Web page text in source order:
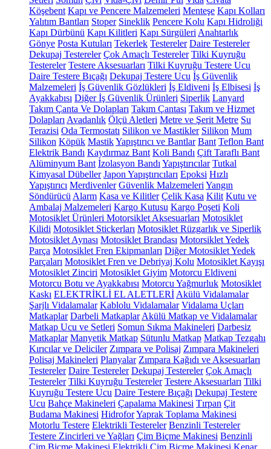
Köşebent Kapı ve Pencere Malzemeleri Menteşe Kapı Kolları
Yalıtım Bantları Stoper Sineklik Pencere Kolu Kapı Hidroliği
Kapı Dürbünü Kapı Kilitleri Kapı Sürgüleri Anahtarlık
Gönye Posta Kutuları Tekerlek Testereler Daire Testereler
Dekupaj Testereler Çok Amaçlı Testereler Tilki Kuyruğu
Testereler Testere Aksesuarları Tilki Kuyruğu Testere Ucu
Daire Testere Bıçağı Dekupaj Testere Ucu İş Güvenlik
Malzemeleri İş Güvenlik Gözlükleri İş Eldiveni İş Elbisesi İş
Ayakkabısı Diğer İş Güvenlik Ürünleri Siperlik Lanyard
Takım Çanta Ve Dolapları Takım Çantası Takım ve Hizmet
Dolapları Avadanlık Ölçü Aletleri Metre ve Şerit Metre Su
Terazisi Oda Termostatı Silikon ve Mastikler Silikon Mum
Silikon Köpük MastikYapıştırıcı ve Bantlar Bant Teflon Bant
Elektrik Bandı Kaydırmaz Bant Koli Bandı Çift Taraflı Bant
Alüminyum Bant İzolasyon Bandı Yapıştırıcılar Tutkal
Kimyasal Dübeller Japon Yapıştırıcıları Epoksi Hızlı
Yapıştırıcı Merdivenler Güvenlik Malzemeleri Yangın
Söndürücü Alarm Kasa ve Kilitler Çelik Kasa Kilit Kutu ve
Ambalaj Malzemeleri Kargo Kutusu Kargo Poşeti Koli
Motosiklet Ürünleri Motorsiklet Aksesuarları Motosiklet
Kilidi Motosiklet Stickerları Motosiklet Rüzgarlık ve Siperlik
Motosiklet Aynası Motosiklet Brandası Motorsiklet Yedek
Parça Motosiklet Fren Ekipmanları Diğer Motosiklet Yedek
Parçaları Motosiklet Fren ve Debriyaj Kolu Motosiklet Kayışı
Motosiklet Zinciri Motosiklet Giyim Motorcu Eldiveni
Motorcu Botu ve Ayakkabısı Motorcu Yağmurluk Motosiklet
Kaskı ELEKTRİKLİ EL ALETLERİ Akülü Vidalamalar
Şarjlı Vidalamalar Kablolu Vidalamalar Vidalama Uçları
Matkaplar Darbeli Matkaplar Akülü Matkap ve Vidalamalar
Matkap Ucu ve Setleri Somun Sıkma Makineleri Darbesiz
Matkaplar Manyetik Matkap Sütunlu Matkap Matkap Tezgahı
Kırıcılar ve Deliciler Zımpara ve Polisaj Zımpara Makineleri
Polisaj Makineleri Planyalar Zımpara Kağıdı ve Aksesuarları
Testereler Daire Testereler Dekupaj Testereler Çok Amaçlı
Testereler Tilki Kuyruğu Testereler Testere Aksesuarları Tilki
Kuyruğu Testere Ucu Daire Testere Bıçağı Dekupaj Testere
Ucu Bahçe Makineleri Çapalama Makinesi Tırpan Çit
Budama Makinesi HidroforYaprak Toplama Makinesi
Motorlu Testere Elektrikli Testereler Benzinli Testereler
Testere Zincirleri ve Yağları Çim Biçme Makinesi Benzinli
Çim Biçme Makinesi Elektrikli Çim Biçme Makinesi Kenar